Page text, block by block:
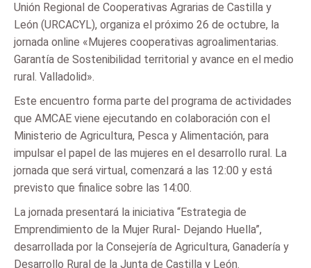
Unión Regional de Cooperativas Agrarias de Castilla y
León (URCACYL), organiza el próximo 26 de octubre, la
jornada online «Mujeres cooperativas agroalimentarias.
Garantía de Sostenibilidad territorial y avance en el medio
rural. Valladolid».
Este encuentro forma parte del programa de actividades
que AMCAE viene ejecutando en colaboración con el
Ministerio de Agricultura, Pesca y Alimentación, para
impulsar el papel de las mujeres en el desarrollo rural. La
jornada que será virtual, comenzará a las 12:00 y está
previsto que finalice sobre las 14:00.
La jornada presentará la iniciativa “Estrategia de
Emprendimiento de la Mujer Rural- Dejando Huella”,
desarrollada por la Consejería de Agricultura, Ganadería y
Desarrollo Rural de la Junta de Castilla y León.